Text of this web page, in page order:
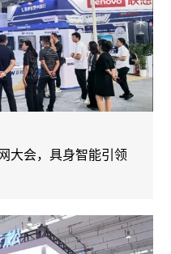
大会，具身智能引领